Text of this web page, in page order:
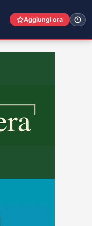
Aggiungi ora